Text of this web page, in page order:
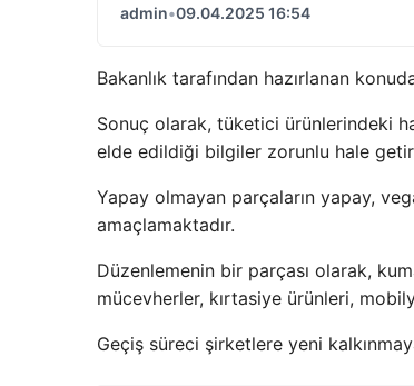
admin•09.04.2025 16:54
Bakanlık tarafından hazırlanan
Sonuç olarak, tüketici ürünlerindeki
elde edildiği bilgiler zorunlu hale
Yapay olmayan parçaların yapay,
amaçlamaktadır.
Düzenlemenin bir parçası olarak,
mücevherler, kırtasiye ürünleri,
Geçiş süreci şirketlere yeni